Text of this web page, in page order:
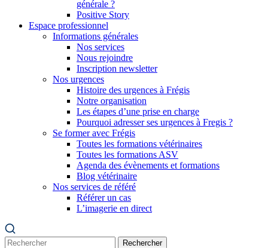
générale ?
Positive Story
Espace professionnel
Informations générales
Nos services
Nous rejoindre
Inscription newsletter
Nos urgences
Histoire des urgences à Frégis
Notre organisation
Les étapes d’une prise en charge
Pourquoi adresser ses urgences à Fregis ?
Se former avec Frégis
Toutes les formations vétérinaires
Toutes les formations ASV
Agenda des évènements et formations
Blog vétérinaire
Nos services de référé
Référer un cas
L’imagerie en direct
Rechercher